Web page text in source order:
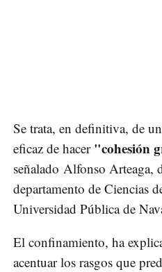
Se trata, en definitiva, de
eficaz de hacer "cohesión
señalado Alfonso Arteaga,
departamento de Ciencias
Universidad Pública de
El confinamiento, ha
acentuar los rasgos que